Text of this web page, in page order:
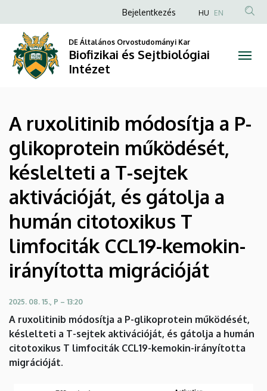
ruxolitinib
módosítja
glikoprotein
működését,
késlelteti
a
T-
sejtek
aktivációját,
és
gátolja
a
a
tartalomra
Anonim
fiók
menüje
Bejelentkezés HU EN
DE Általános Orvostudományi Kar
Biofizikai és Sejtbiológiai
Intézet
A ruxolitinib módosítja a P-
glikoprotein működését,
késlelteti a T-sejtek
aktivációját, és gátolja a
humán citotoxikus T
limfociták CCL19-kemokin-
irányította migrációját
2025. 08. 15., P – 13:20
A ruxolitinib módosítja a P-glikoprotein működését,
késlelteti a T-sejtek aktivációját, és gátolja a humán
citotoxikus T limfociták CCL19-kemokin-irányította
migrációját.